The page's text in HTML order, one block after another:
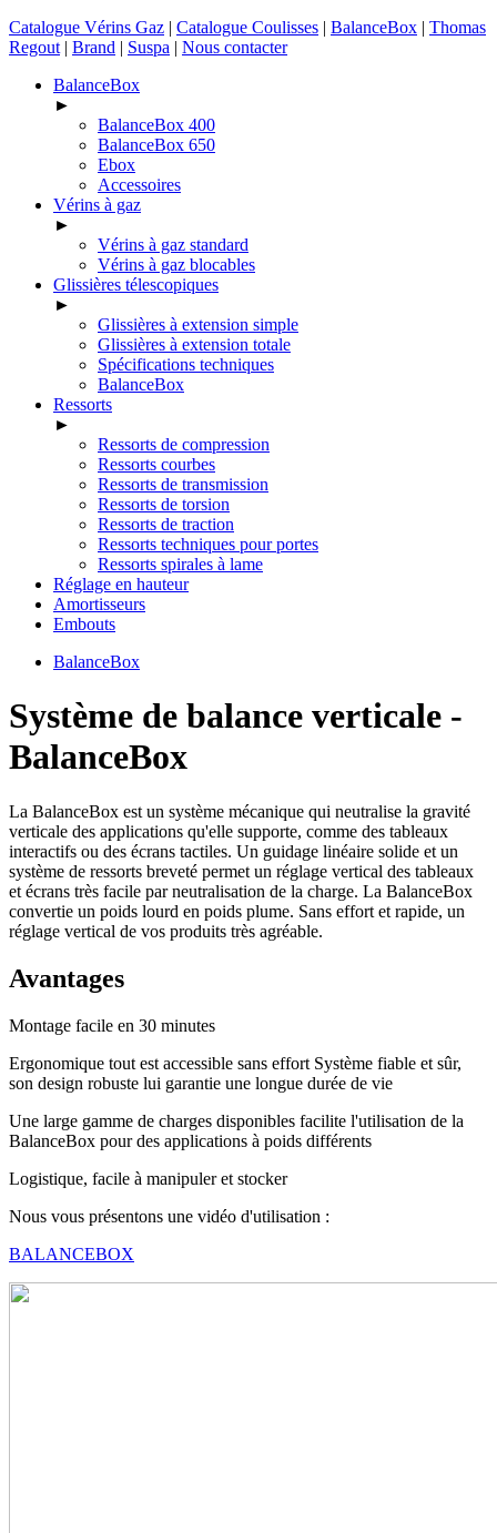
Catalogue Vérins Gaz | Catalogue Coulisses | BalanceBox | Thomas
Regout | Brand | Suspa | Nous contacter
BalanceBox
►
BalanceBox 400
BalanceBox 650
Ebox
Accessoires
Vérins à gaz
►
Vérins à gaz standard
Vérins à gaz blocables
Glissières télescopiques
►
Glissières à extension simple
Glissières à extension totale
Spécifications techniques
BalanceBox
Ressorts
►
Ressorts de compression
Ressorts courbes
Ressorts de transmission
Ressorts de torsion
Ressorts de traction
Ressorts techniques pour portes
Ressorts spirales à lame
Réglage en hauteur
Amortisseurs
Embouts
BalanceBox
Système de balance verticale -
BalanceBox
La BalanceBox est un système mécanique qui neutralise la gravité
verticale des applications qu'elle supporte, comme des tableaux
interactifs ou des écrans tactiles. Un guidage linéaire solide et un
système de ressorts breveté permet un réglage vertical des tableaux
et écrans très facile par neutralisation de la charge. La BalanceBox
convertie un poids lourd en poids plume. Sans effort et rapide, un
réglage vertical de vos produits très agréable.
Avantages
Montage facile en 30 minutes
Ergonomique tout est accessible sans effort Système fiable et sûr,
son design robuste lui garantie une longue durée de vie
Une large gamme de charges disponibles facilite l'utilisation de la
BalanceBox pour des applications à poids différents
Logistique, facile à manipuler et stocker
Nous vous présentons une vidéo d'utilisation :
BALANCEBOX